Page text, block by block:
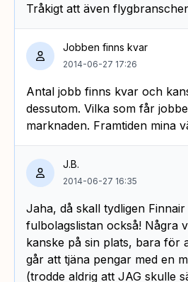
Tråkigt att även
Jobben finns kvar
2014-06-27 17:26
Antal jobb finns kvar och
dessutom. Vilka som får
marknaden. Framtiden mina
J.B.
2014-06-27 16:35
Jaha, då skall tydligen
fulbolagslistan också! Några
kanske på sin plats, bara för
går att tjäna pengar med en
(trodde aldrig att JAG skulle